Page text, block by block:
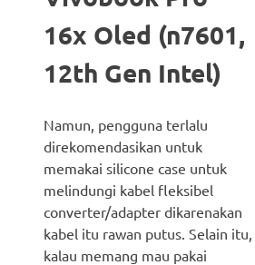
16x Oled (n7601,
12th Gen Intel)
Namun, pengguna terlalu
direkomendasikan untuk
memakai silicone case untuk
melindungi kabel fleksibel
converter/adapter dikarenakan
kabel itu rawan putus. Selain itu,
kalau memang mau pakai